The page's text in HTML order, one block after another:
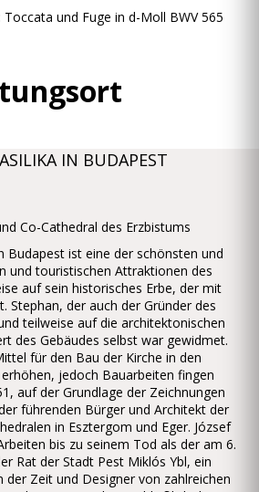
Toccata und Fuge in d-Moll BWV 565
IN BUDAPEST
Co-Cathedral des Erzbistums
Budapest ist eine der schönsten und
und touristischen Attraktionen des
auf sein historisches Erbe, der mit
Stephan, der auch der Gründer des
teilweise auf die architektonischen
des Gebäudes selbst war gewidmet.
für den Bau der Kirche in den
jedoch Bauarbeiten fingen
auf der Grundlage der Zeichnungen
führenden Bürger und Architekt der
in Esztergom und Eger. József
bis zu seinem Tod als der am 6.
Rat der Stadt Pest Miklós Ybl, ein
der Zeit und Designer von zahlreichen